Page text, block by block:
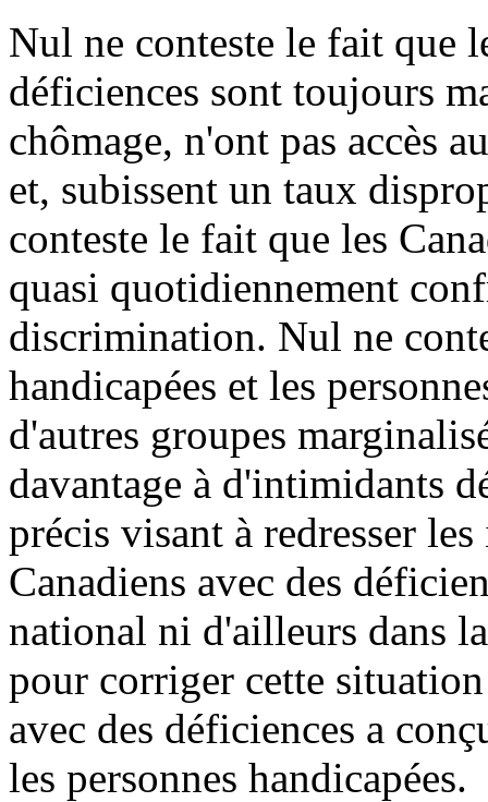
Nul ne conteste le fait que
déficiences sont toujours
chômage, n'ont pas accès
et, subissent un taux
conteste le fait que les
quasi quotidiennement
discrimination. Nul ne
handicapées et les
d'autres groupes
davantage à d'intimidants
précis visant à redresser
Canadiens avec des
national ni d'ailleurs dans
pour corriger cette
avec des déficiences a
les personnes handicapées.